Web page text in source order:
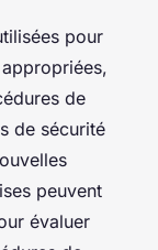
pour
de
de sécurité
peuvent
évaluer